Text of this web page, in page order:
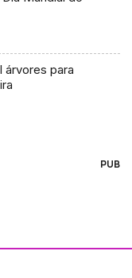
árvores para
PUB